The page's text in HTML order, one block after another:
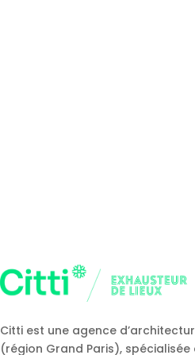
Citti est une agence
(région Grand Paris), spécialisée